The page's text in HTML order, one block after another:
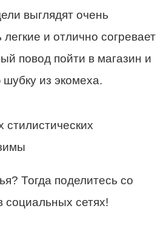
выглядят очень
и отлично согревает
повод пойти в магазин и
из экомеха.
Тогда поделитесь со
социальных сетях!